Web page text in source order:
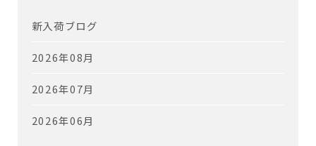
新入荷ブログ
2026年08月
2026年07月
2026年06月